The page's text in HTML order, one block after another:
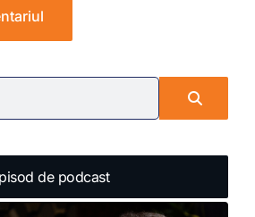
de podcast